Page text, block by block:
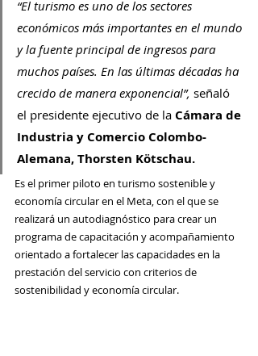
“El turismo es uno de los sectores
económicos más importantes en el mundo
y la fuente principal de ingresos para
muchos países. En las últimas décadas ha
crecido de manera exponencial”, señaló
el presidente ejecutivo de la Cámara de
Industria y Comercio Colombo-
Alemana, Thorsten Kötschau.
Es el primer piloto en turismo sostenible y
economía circular en el Meta, con el que se
realizará un autodiagnóstico para crear un
programa de capacitación y acompañamiento
orientado a fortalecer las capacidades en la
prestación del servicio con criterios de
sostenibilidad y economía circular.